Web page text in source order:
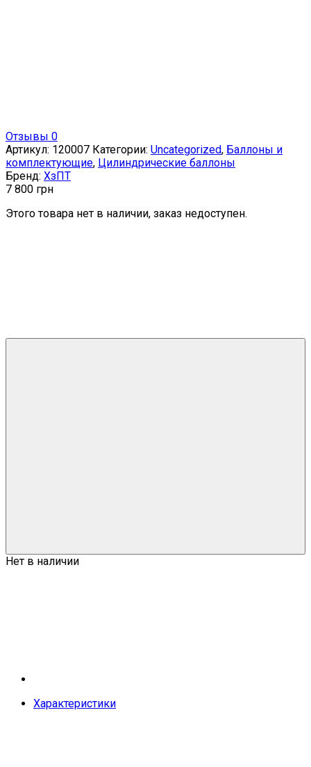
Отзывы 0
Артикул: 120007 Категории: Uncategorized, Баллоны и
комплектующие, Цилиндрические баллоны
Бренд: ХзПТ
7 800 грн
Этого товара нет в наличии, заказ недоступен.
Нет в наличии
Характеристики